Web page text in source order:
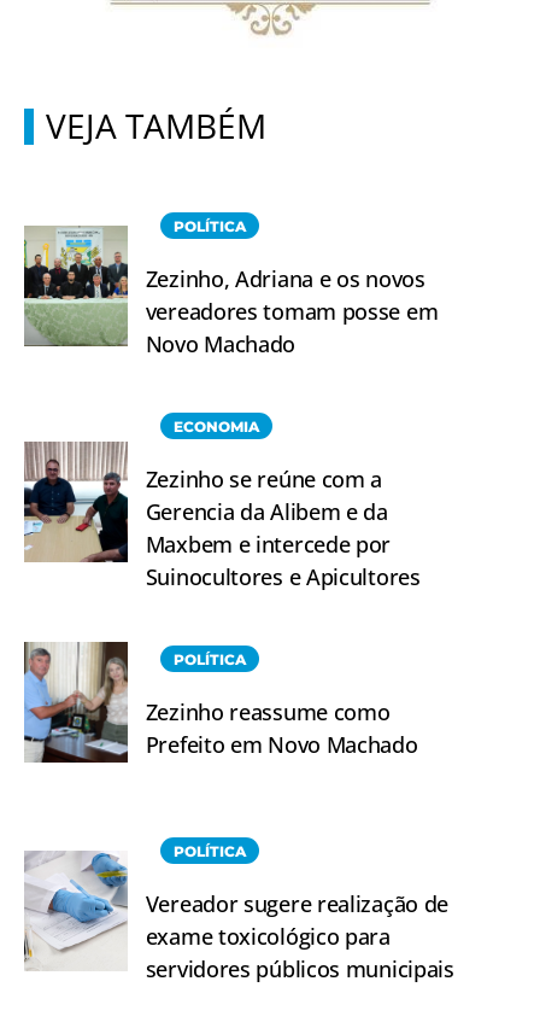
VEJA TAMBÉM
POLÍTICA
Zezinho, Adriana e os novos
vereadores tomam posse em
Novo Machado
ECONOMIA
Zezinho se reúne com a
Gerencia da Alibem e da
Maxbem e intercede por
Suinocultores e Apicultores
POLÍTICA
Zezinho reassume como
Prefeito em Novo Machado
POLÍTICA
Vereador sugere realização de
exame toxicológico para
servidores públicos municipais